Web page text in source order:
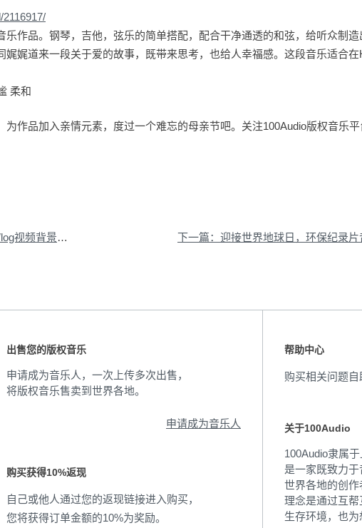
乐作品。钢琴，吉他，弦乐的简单搭配，配合干净通透的和弦，给听众制造
娓娓道来一段关于爱的故事，既带来思考，也给人幸福感。这段音乐适合在
柔和
作品加入亲情元素，度过一个难忘的母亲节吧。关注100Audio版权音乐平
背景音乐推荐
出售您的版权音乐
申请成为音乐人，一次上传多次出售，
将版权音乐售卖到世界各地。
申请成为音乐人
购买获得10%返现
自己或他人通过您的返现链接进入购买，
您将获得订单金额的10%为奖励。
帮助中心
购买相关问题自
关于100Audio
100Audio隶属
是一家既致力
世界各地的创
理念是通过互
生存环境，也为